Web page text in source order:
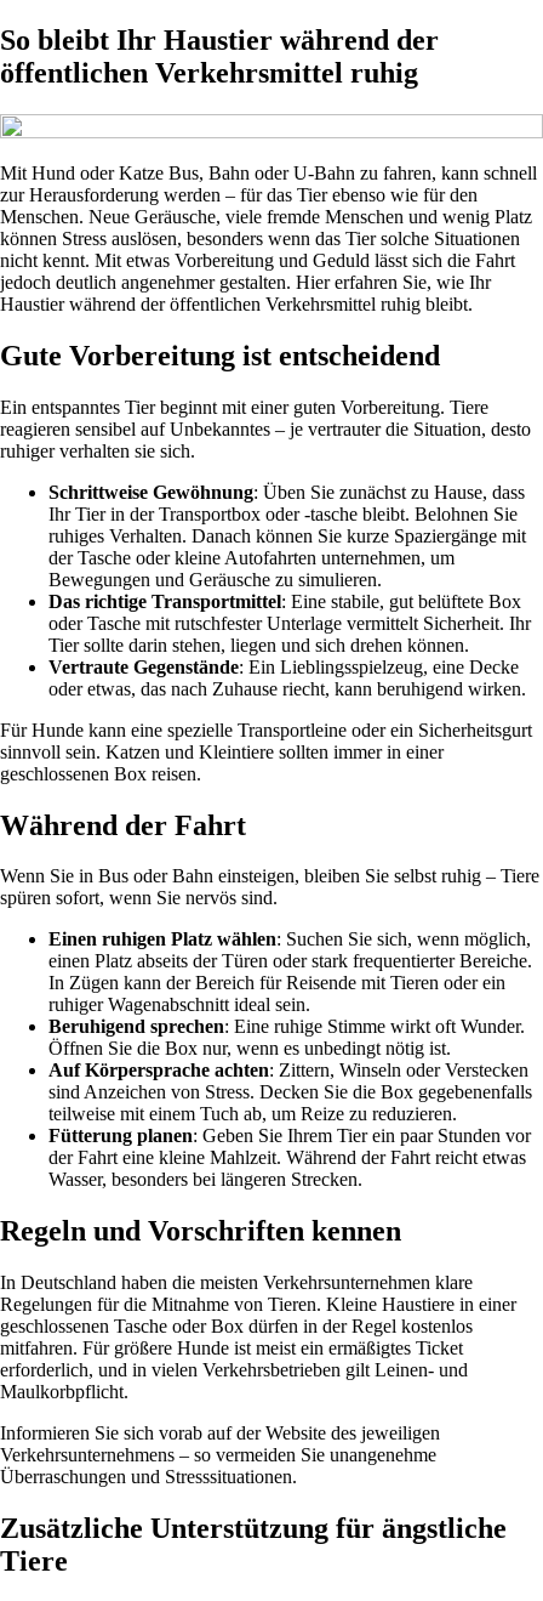
So bleibt Ihr Haustier während der
öffentlichen Verkehrsmittel ruhig
Mit Hund oder Katze Bus, Bahn oder U-Bahn zu fahren, kann schnell
zur Herausforderung werden – für das Tier ebenso wie für den
Menschen. Neue Geräusche, viele fremde Menschen und wenig Platz
können Stress auslösen, besonders wenn das Tier solche Situationen
nicht kennt. Mit etwas Vorbereitung und Geduld lässt sich die Fahrt
jedoch deutlich angenehmer gestalten. Hier erfahren Sie, wie Ihr
Haustier während der öffentlichen Verkehrsmittel ruhig bleibt.
Gute Vorbereitung ist entscheidend
Ein entspanntes Tier beginnt mit einer guten Vorbereitung. Tiere
reagieren sensibel auf Unbekanntes – je vertrauter die Situation, desto
ruhiger verhalten sie sich.
Schrittweise Gewöhnung: Üben Sie zunächst zu Hause, dass
Ihr Tier in der Transportbox oder -tasche bleibt. Belohnen Sie
ruhiges Verhalten. Danach können Sie kurze Spaziergänge mit
der Tasche oder kleine Autofahrten unternehmen, um
Bewegungen und Geräusche zu simulieren.
Das richtige Transportmittel: Eine stabile, gut belüftete Box
oder Tasche mit rutschfester Unterlage vermittelt Sicherheit. Ihr
Tier sollte darin stehen, liegen und sich drehen können.
Vertraute Gegenstände: Ein Lieblingsspielzeug, eine Decke
oder etwas, das nach Zuhause riecht, kann beruhigend wirken.
Für Hunde kann eine spezielle Transportleine oder ein Sicherheitsgurt
sinnvoll sein. Katzen und Kleintiere sollten immer in einer
geschlossenen Box reisen.
Während der Fahrt
Wenn Sie in Bus oder Bahn einsteigen, bleiben Sie selbst ruhig – Tiere
spüren sofort, wenn Sie nervös sind.
Einen ruhigen Platz wählen: Suchen Sie sich, wenn möglich,
einen Platz abseits der Türen oder stark frequentierter Bereiche.
In Zügen kann der Bereich für Reisende mit Tieren oder ein
ruhiger Wagenabschnitt ideal sein.
Beruhigend sprechen: Eine ruhige Stimme wirkt oft Wunder.
Öffnen Sie die Box nur, wenn es unbedingt nötig ist.
Auf Körpersprache achten: Zittern, Winseln oder Verstecken
sind Anzeichen von Stress. Decken Sie die Box gegebenenfalls
teilweise mit einem Tuch ab, um Reize zu reduzieren.
Fütterung planen: Geben Sie Ihrem Tier ein paar Stunden vor
der Fahrt eine kleine Mahlzeit. Während der Fahrt reicht etwas
Wasser, besonders bei längeren Strecken.
Regeln und Vorschriften kennen
In Deutschland haben die meisten Verkehrsunternehmen klare
Regelungen für die Mitnahme von Tieren. Kleine Haustiere in einer
geschlossenen Tasche oder Box dürfen in der Regel kostenlos
mitfahren. Für größere Hunde ist meist ein ermäßigtes Ticket
erforderlich, und in vielen Verkehrsbetrieben gilt Leinen- und
Maulkorbpflicht.
Informieren Sie sich vorab auf der Website des jeweiligen
Verkehrsunternehmens – so vermeiden Sie unangenehme
Überraschungen und Stresssituationen.
Zusätzliche Unterstützung für ängstliche
Tiere